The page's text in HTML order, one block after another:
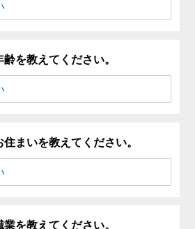
を教えてください。
まいを教えてください。
を教えてください。